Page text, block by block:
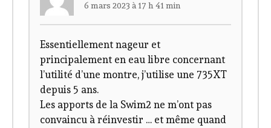
6 mars 2023 à 17 h 41 min
Essentiellement nageur et
principalement en eau libre concernant
l’utilité d’une montre, j’utilise une 735XT
depuis 5 ans.
Les apports de la Swim2 ne m’ont pas
convaincu à réinvestir … et même quand